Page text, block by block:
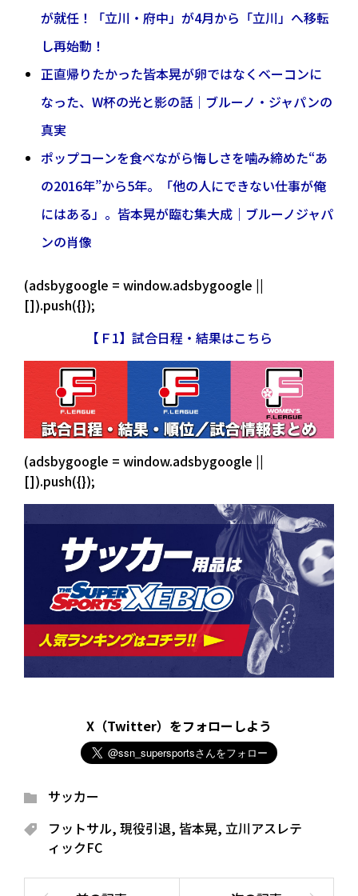
が就任！「立川・府中」が4月から「立川」へ移転
し再始動！
正直帰りたかった皆本晃が卵ではなくベーコンに
なった、W杯の光と影の話｜ブルーノ・ジャパンの
真実
ポップコーンを食べながら悔しさを噛み締めた“あ
の2016年”から5年。「他の人にできない仕事が俺
にはある」。皆本晃が臨む集大成｜ブルーノジャパ
ンの肖像
(adsbygoogle = window.adsbygoogle ||
[]).push({});
【Ｆ1】試合日程・結果はこちら
(adsbygoogle = window.adsbygoogle ||
[]).push({});
X（Twitter）をフォローしよう
サッカー
フットサル, 現役引退, 皆本晃, 立川アスレテ
ィックFC